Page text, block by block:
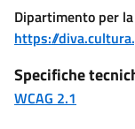
Dipartimento per
https://
Specifiche
WCAG 2.1